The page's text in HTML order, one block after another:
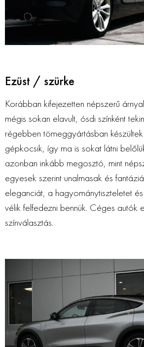
Ezüst / szürke
Korábban kifejezetten népszerű
mégis sokan elavult, ósdi színként
régebben tömeggyártásban készültek
gépkocsik, így ma is sokat látni
azonban inkább megosztó, mint
egyesek szerint unalmasak és
eleganciát, a hagyománytiszteletet
vélik felfedezni bennük. Céges autók
színválasztás.